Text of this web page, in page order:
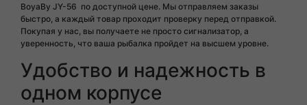
BoyaBy JY-56 по доступной цене. Мы отправляем заказы
быстро, а каждый товар проходит проверку перед отправкой.
Покупая у нас, вы получаете не просто сигнализатор, а
уверенность, что ваша рыбалка пройдет на высшем уровне.
Удобство и надежность в
одном корпусе